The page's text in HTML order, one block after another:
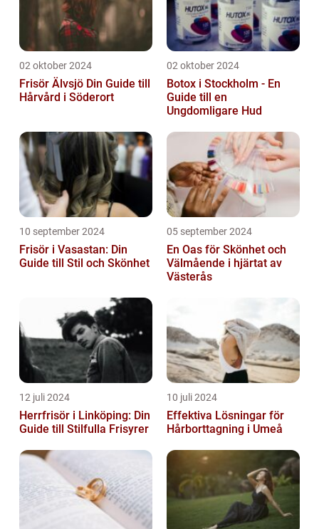
02 oktober 2024
Frisör Älvsjö Din Guide till
Hårvård i Söderort
02 oktober 2024
Botox i Stockholm - En
Guide till en
Ungdomligare Hud
10 september 2024
Frisör i Vasastan: Din
Guide till Stil och Skönhet
05 september 2024
En Oas för Skönhet och
Välmående i hjärtat av
Västerås
12 juli 2024
Herrfrisör i Linköping: Din
Guide till Stilfulla Frisyrer
10 juli 2024
Effektiva Lösningar för
Hårborttagning i Umeå